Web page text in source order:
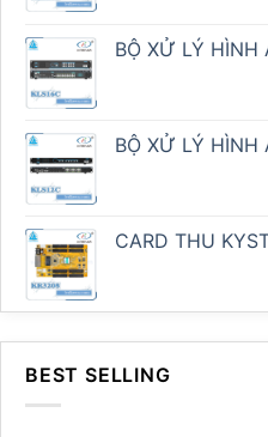
BỘ XỬ LÝ HÌNH
BỘ XỬ LÝ HÌNH
CARD THU
BEST SELLING